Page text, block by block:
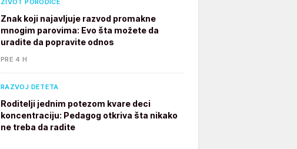
ŽIVOT PORODICE
Znak koji najavljuje razvod promakne
mnogim parovima: Evo šta možete da
uradite da popravite odnos
PRE 4 H
RAZVOJ DETETA
Roditelji jednim potezom kvare deci
koncentraciju: Pedagog otkriva šta nikako
ne treba da radite